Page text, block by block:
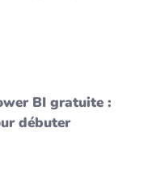
BI gratuite :
débuter